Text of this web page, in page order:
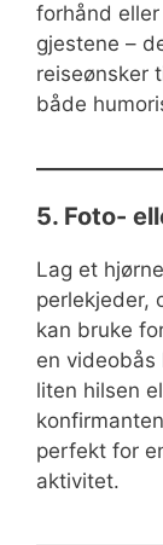
forhånd
gjestene –
reiseønsker
både
5. Foto-
Lag et
perlekjeder,
kan bruke
en videobås
liten hilsen
perfekt for
aktivitet.